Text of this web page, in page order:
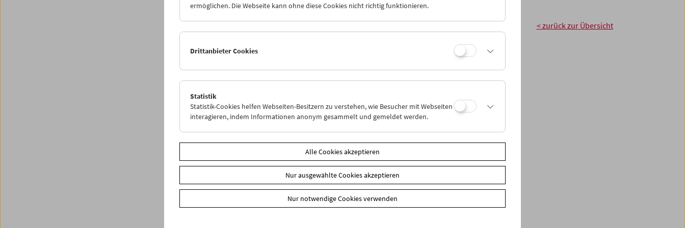
Die Ergebnisse werden am 3. Dezember 2017 im Österreichischen Filmmuseum präsentiert
und sind nun online zugänglich.
WebsiteMapping Colin Ross
< zurück zur Übersicht
Share on
ermöglichen. Die Webseite kann ohne diese Cookies nicht richtig funktionieren.
Drittanbieter Cookies
Statistik
Statistik-Cookies helfen Webseiten-Besitzern zu verstehen, wie Besucher mit Webseiten
interagieren, indem Informationen anonym gesammelt und gemeldet werden.
Alle Cookies akzeptieren
Nur ausgewählte Cookies akzeptieren
Nur notwendige Cookies verwenden